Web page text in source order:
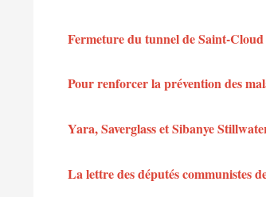
Fermeture du tunnel de Saint-
Pour renforcer la prévention des
Yara, Saverglass et Sibanye
La lettre des députés communistes